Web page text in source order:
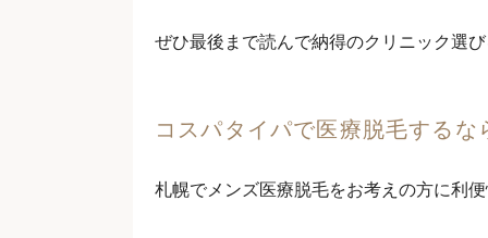
ぜひ最後まで読んで納得のクリニック選
コスパタイパで医療脱毛する
札幌でメンズ医療脱毛をお考えの方に利